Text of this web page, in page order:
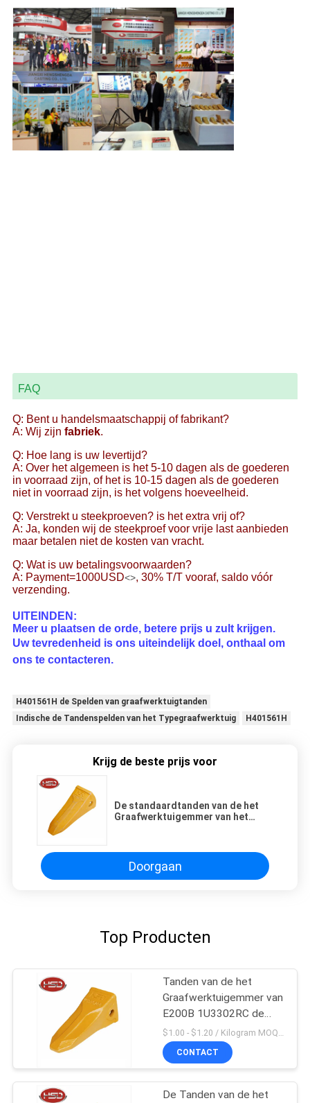
FAQ
Q: Bent u handelsmaatschappij of fabrikant?
A: Wij zijn fabriek.
Q: Hoe lang is uw levertijd?
A: Over het algemeen is het 5-10 dagen als de goederen
in voorraad zijn, of het is 10-15 dagen als de goederen
niet in voorraad zijn, is het volgens hoeveelheid.
Q: Verstrekt u steekproeven? is het extra vrij of?
A: Ja, konden wij de steekproef voor vrije last aanbieden
maar betalen niet de kosten van vracht.
Q: Wat is uw betalingsvoorwaarden?
A: Payment=1000USD<>, 30% T/T vooraf, saldo vóór
verzending.
UITEINDEN:
Meer u plaatsen de orde, betere prijs u zult krijgen.
Uw tevredenheid is ons uiteindelijk doel, onthaal om
ons te contacteren.
H401561H de Spelden van graafwerktuigtanden
Indische de Tandenspelden van het Typegraafwerktuig
H401561H
Krijg de beste prijs voor
De standaardtanden van de het
Graafwerktuigemmer van het
Doorgaan
Top Producten
Tanden van de het
Graafwerktuigemmer van
E200B 1U3302RC de
Mini
CONTACT
De Tanden van de het